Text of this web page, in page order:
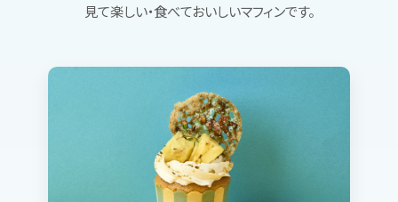
見て楽しい・食べておいしいマフィンです。